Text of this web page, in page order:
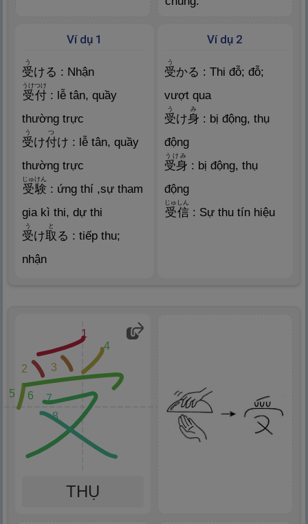
Ví dụ 1
受
う
ける : Nhận
受付
うけつけ
: lễ tân, quầy
thường trực
受
う
け付
つ
け : lễ tân, quầy
thường trực
受験
じゅけん
: ứng thí ,sự tham
gia kì thi, dự thi
受
う
け取
と
る : tiếp thu;
nhận
Ví dụ 2
受
う
かる : Thi đỗ; đỗ;
vượt qua
受
う
け身
み
: bị động, thụ
động
受身
うけみ
: bị động, thụ
động
受信
じゅしん
: Sự thu tín hiệu
1
3
2
5
4
6
7
8
THỤ